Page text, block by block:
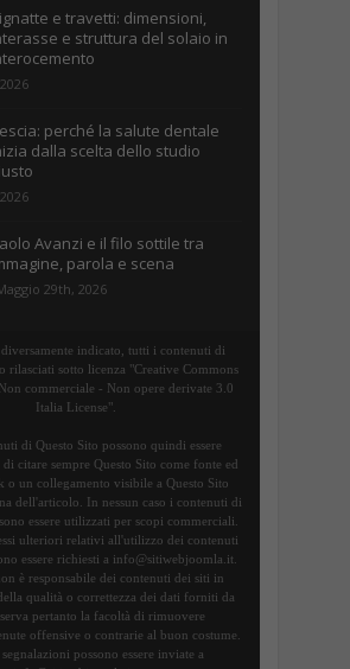
e travetti: dimensioni,
e struttura del solaio in
perché la salute dentale
dalla scelta dello studio
Avanzi e il filo sottile tra
parola e scena
29th, 2026
indicato, tutti i contenuti di
rilasciati sotto licenza "Creative Commons
commerciale - Non opere derivate 3.0
Italia License".
di Questo Sito possono quindi essere
citare sempre Questo Sito come fonte ed
o un collegamento visibile a Questo Sito
dell'articolo. In nessun caso i contenuti di
essere utilizzati per scopi commerciali.
ulteriori relativi all'utilizzo dei contenuti
essere richiesti a info@sitiwebjoomla.it.
è responsabile dei contenuti dei siti in
qualità o correttezza dei dati forniti da
pertanto la facoltà di rimuovere
offensive o contrarie al buon costume.
possono essere inviate a